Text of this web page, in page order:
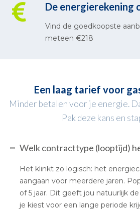
De energierekening
Vind de goedkoopste
meteen €218
Een laag tarief voor
Minder betalen voor je energie.
Pak deze kans en
Welk contracttype (looptijd)
Het klinkt zo logisch: het
aangaan voor meerdere jaren.
of 5 jaar. Dit geeft jou natuurlijk
je kiest voor een lange periode